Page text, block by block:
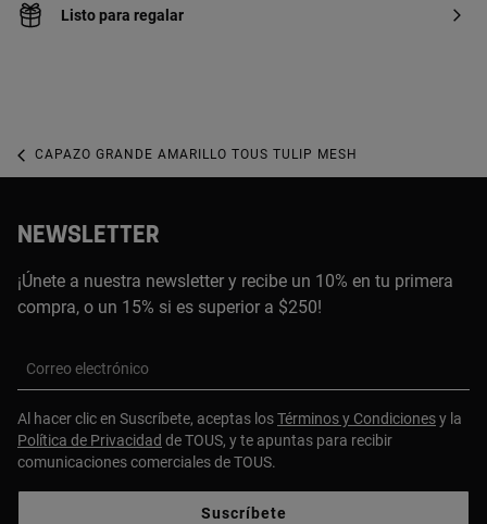
Listo para regalar
CAPAZO GRANDE AMARILLO TOUS TULIP MESH
NEWSLETTER
¡Únete a nuestra newsletter y recibe un 10% en tu primera
compra, o un 15% si es superior a $250!
Correo electrónico
Al hacer clic en Suscríbete, aceptas losTérminos y Condicionesy la
Política de Privacidad de TOUS, y te apuntas para recibir
comunicaciones comerciales de TOUS.
Suscríbete